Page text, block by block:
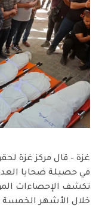
غزة – قال مركز غزة
في حصيلة ضحايا
تكشف الإحصاءات